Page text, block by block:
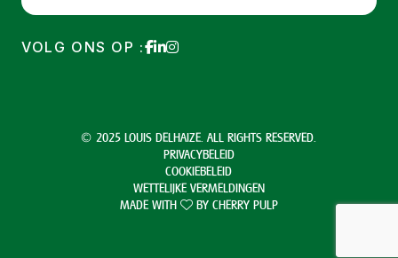
VOLG ONS OP :
© 2025 LOUIS DELHAIZE. ALL RIGHTS RESERVED.
PRIVACYBELEID
COOKIEBELEID
WETTELIJKE VERMELDINGEN
MADE WITH
BY CHERRY PULP